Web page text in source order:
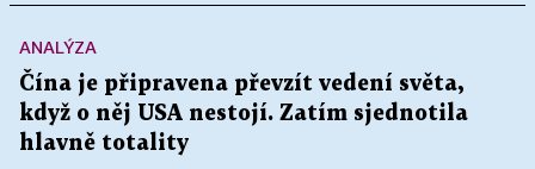
ANALÝZA
Čína je připravena převzít vedení světa,
když o něj USA nestojí. Zatím sjednotila
hlavně totality